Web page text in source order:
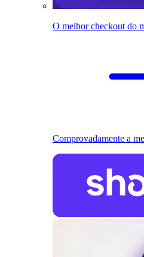
O melhor checkout do
Comprovadamente a